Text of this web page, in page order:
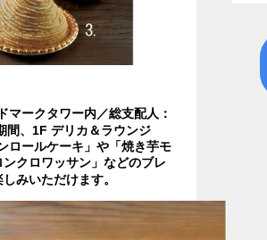
ークタワー内／総支配人：
間、1F デリカ＆ラウンジ
ロールケーキ」や「焼き芋モ
クロワッサン」などのブレ
みいただけます。